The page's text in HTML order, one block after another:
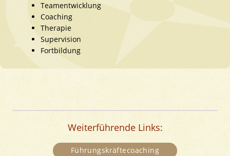
Teamentwicklung
Coaching
Therapie
Supervision
Fortbildung
Weiterführende Links:
Führungskräftecoaching